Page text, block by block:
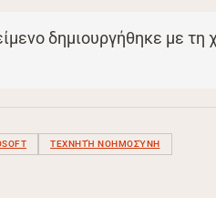
δημιουργήθηκε με τη
ΤΕΧΝΗΤΉ ΝΟΗΜΟΣΎΝΗ